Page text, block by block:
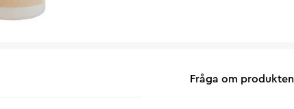
Fråga om produkten